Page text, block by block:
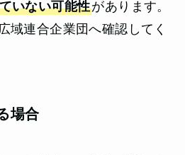
いない可能性があります。
域連合企業団へ確認してく
場合